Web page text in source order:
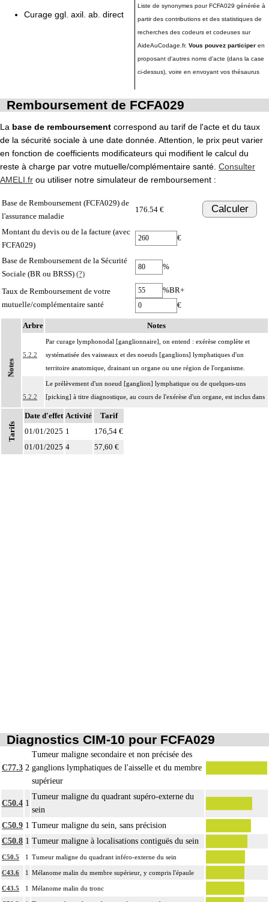
Curage ggl. axil. ab. direct
Liste de synonymes pour FCFA029 générée à
partir des contributions et des statistiques de
recherches des codeurs et codeuses sur
AideAuCodage.fr. Vous pouvez participer en
proposant d'autres noms d'acte (dans la case
ci-dessus), voire en envoyant vos thésaurus
Remboursement de FCFA029
La base de remboursement correspond au tarif de l'acte et du taux
de la sécurité sociale à une date donnée. Attention, le prix peut varier
en fonction de coefficients modificateurs qui modifient le calcul du
reste à charge par votre mutuelle/complémentaire santé. Consulter
AMELI.fr ou utiliser notre simulateur de remboursement :
Base de Remboursement (FCFA029) de
l'assurance maladie
176.54 € Calculer
Montant du devis ou de la facture (avec
FCFA029)
€
Base de Remboursement de la Sécurité
Sociale (BR ou BRSS) (?)
%
Taux de Remboursement de votre
mutuelle/complémentaire santé
%BR+
€
Notes
Arbre Notes
5.2.2
Par curage lymphonodal [ganglionnaire], on entend : exérèse complète et
systématisée des vaisseaux et des noeuds [ganglions] lymphatiques d'un
territoire anatomique, drainant un organe ou une région de l'organisme.
5.2.2
Le prélèvement d'un noeud [ganglion] lymphatique ou de quelques-uns
[picking] à titre diagnostique, au cours de l'exérèse d'un organe, est inclus dans
l'acte principal et ne donne pas lieu à codage supplémentaire.
Tarifs
Date d'effet Activité
Tarif
01/01/2025 1
176,54 €
01/01/2025 4 57,60 €
Diagnostics CIM-10 pour FCFA029
C77.3 2
Tumeur maligne secondaire et non précisée des
ganglions lymphatiques de l'aisselle et du membre
supérieur
C50.4 1
Tumeur maligne du quadrant supéro-externe du
sein
C50.9 1 Tumeur maligne du sein, sans précision
C50.8 1 Tumeur maligne à localisations contiguës du sein
C50.5 1 Tumeur maligne du quadrant inféro-externe du sein
C43.6 1 Mélanome malin du membre supérieur, y compris l'épaule
C43.5 1 Mélanome malin du tronc